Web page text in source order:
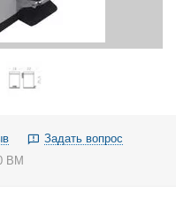
Задать вопрос
BM